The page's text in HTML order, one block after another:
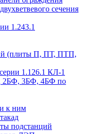
сечения
1.243.1
(плиты П, ПТ, ПТП,
1.126.1 КЛ-1
2БФ, 3БФ, 4БФ по
к ним
подстанций